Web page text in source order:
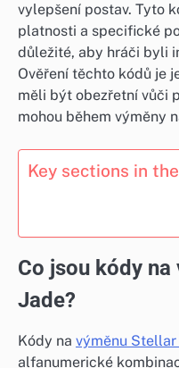
vylepšení postav. Tyto
platnosti a specifické
důležité, aby hráči byli
Ověření těchto kódů je
měli být obezřetní vůči
mohou během výměny
Key sections in
Co jsou kódy
Jade?
Kódy na výměnu Stellar
alfanumerické